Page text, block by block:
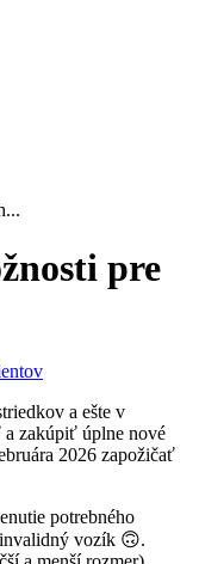
pre
a ešte v
a zakúpiť úplne nové
2026 zapožičať
potrebného
vozík 🙃.